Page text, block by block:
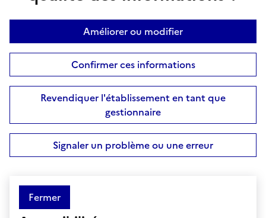
Améliorer ou modifier
Confirmer ces informations
Revendiquer l'établissement en tant que
gestionnaire
Signaler un problème ou une erreur
Fermer